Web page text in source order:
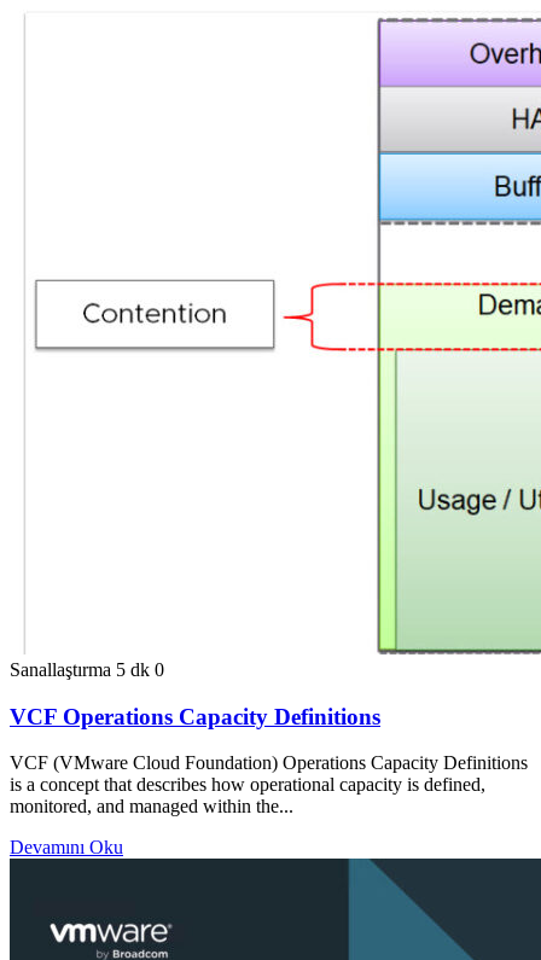
Sanallaştırma 5 dk 0
VCF Operations Capacity Definitions
VCF (VMware Cloud Foundation) Operations Capacity Definitions
is a concept that describes how operational capacity is defined,
monitored, and managed within the...
Devamını Oku